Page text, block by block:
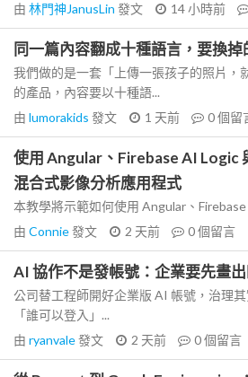
由 林門神JanusLin 發文 14 小時前
同一篇內容翻成十種語言，要換掉
我們做的是一套「上傳一張孩子的照片，
的產品，內容要以十種語...
由 lumorakids 發文 1 天前 0個留
使用 Angular、Firebase AI Logic
混合式影像分析應用程式
本教學將示範如何使用 Angular、Firebase
由 Connie發文 2 天前 0個留言
AI 協作不是發帳號：企業要先畫
公司替工程師開好企業版 AI 帳號，治理
「誰可以登入」...
由 ryanvale發文 2 天前 0個留言